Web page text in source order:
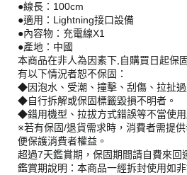
●線長：100cm
●適用：Lightning接口設備
●內容物：充電線X1
●產地：中國
本商品在非人為因素下,自購買日起保
有以下情況者恕不保固：
◆因泡水、受潮、撞擊、刮傷、拉扯過
◆自行拆解或保固標籤毀損不明者。
◆錯用機型、拉拔方式錯誤等不當使用
※若有保固/退貨需求時，消費者需提
便保護消費者權益。
超過7天鑑賞期，保固期間請自費來回
鑑賞期說明：本商品一經拆封使用如